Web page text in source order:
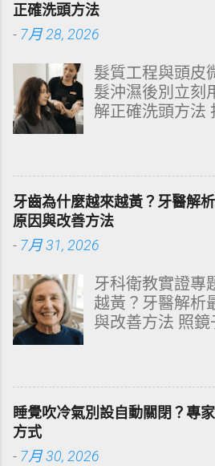
正確洗頭方法
- 7月 28, 2026
髮質工程與頭皮
髮沖濕後別立刻
解正確洗頭方法
構化思維，拆
康髮質。 💡 理
天天洗頭，頭皮
油、發癢，甚至
數人的頭皮問題
了」。當你蓮蓬
一秒就把濃縮洗
上時，你已經親
過嚴密的邏輯
快速導覽目錄 一
立刻塗洗髮精，
Wash）」的物
牙齒為什麼越來越黃？牙醫解
原因與改善方法
- 7月 31, 2026
牙科衛教實證專
越黃？牙醫解析
與改善方法 照
文由專業牙科
源性染色成因，
改善與美白對策
琺瑯質與象牙質
睡覺吹冷氣別設自動關閉？專
方式
- 7月 30, 2026